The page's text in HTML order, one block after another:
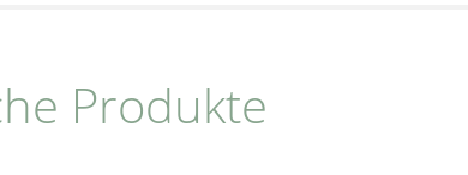
Produkte